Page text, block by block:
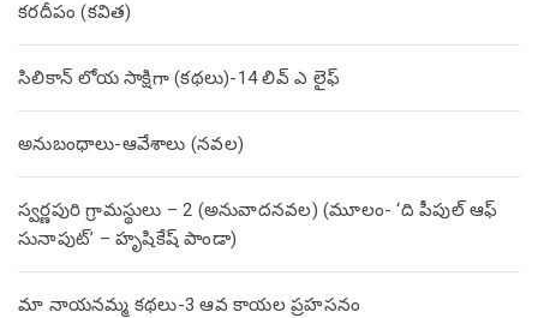
కరదీపం (కవిత)
సిలికాన్ లోయ సాక్షిగా (కథలు)-14 లివ్ ఎ లైఫ్
అనుబంధాలు-ఆవేశాలు (నవల)
స్వర్ణపురి గ్రామస్థులు – 2 (అనువాదనవల) (మూలం- ‘ది పీపుల్ ఆఫ్
సునాపుట్’ – హృషికేష్ పాండా)
మా నాయనమ్మ కథలు-3 ఆవ కాయల ప్రహసనం